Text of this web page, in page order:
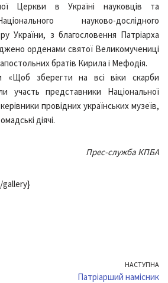
Церкви в Україні науковців та
науково-дослідного
України, з благословення Патріарха
орденами святої Великомучениці
братів Кирила і Мефодія.
«Щоб зберегти на всі віки скарби
участь представники Національної
провідних українських музеїв,
діячі.
Прес-служба КПБА
gallery}
НАСТУПНА
Патріарший намісник